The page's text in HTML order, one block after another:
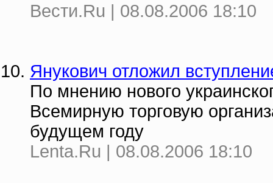
Вести.Ru | 08.08.2006 18:10
Янукович отложил
По мнению нового
Всемирную торговую
будущем году
Lenta.Ru | 08.08.2006 18:10